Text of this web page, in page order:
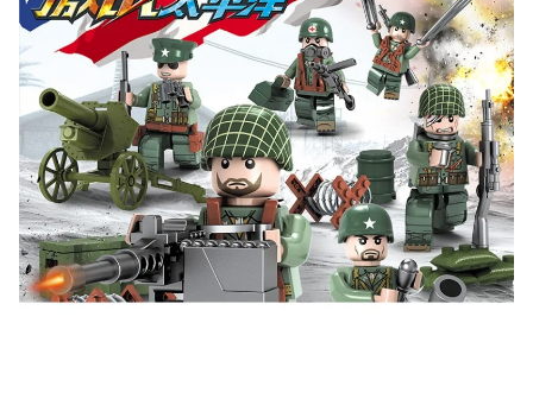
Скидка за отзыв
на Яндекс.Маркете 150₽
Оставьте отзыв (не менее 50 символов) о товаре
через системуЯндекс.Маркет
с обязательным
указанием номера и даты заказа в нашем магазине
и получите купон на скидку 150₽
...уже сейчас